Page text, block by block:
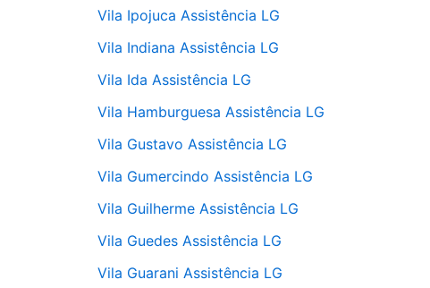
Vila Ipojuca Assistência LG
Vila Indiana Assistência LG
Vila Ida Assistência LG
Vila Hamburguesa Assistência LG
Vila Gustavo Assistência LG
Vila Gumercindo Assistência LG
Vila Guilherme Assistência LG
Vila Guedes Assistência LG
Vila Guarani Assistência LG